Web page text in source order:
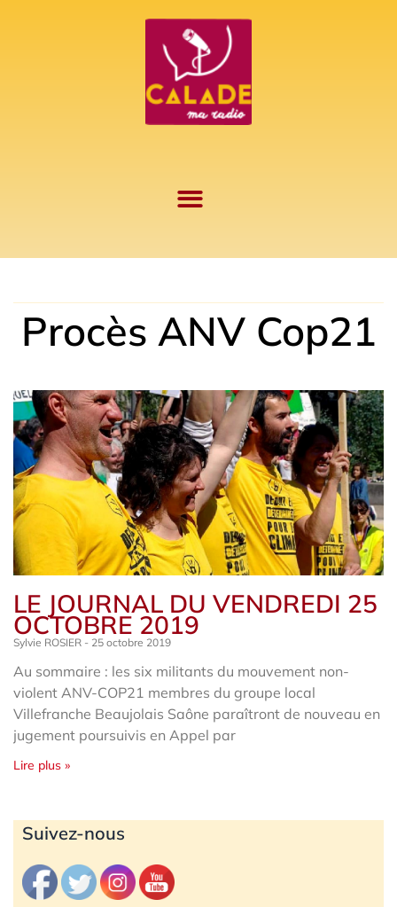
Procès ANV Cop21
LE JOURNAL DU VENDREDI 25
OCTOBRE 2019
Sylvie ROSIER 25 octobre 2019
Au sommaire : les six militants du mouvement non-
violent ANV-COP21 membres du groupe local
Villefranche Beaujolais Saône paraîtront de nouveau en
jugement poursuivis en Appel par
Lire plus »
Suivez-nous
Archives